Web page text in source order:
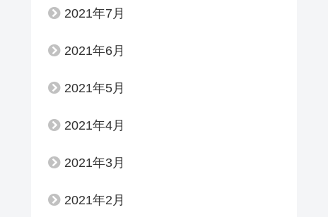
2021年7月
2021年6月
2021年5月
2021年4月
2021年3月
2021年2月